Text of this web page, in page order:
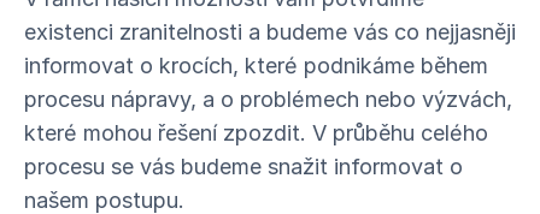
existenci zranitelnosti a budeme vás co nejjasněji
informovat o krocích, které podnikáme během
procesu nápravy, a o problémech nebo výzvách,
které mohou řešení zpozdit. V průběhu celého
procesu se vás budeme snažit informovat o
našem postupu.